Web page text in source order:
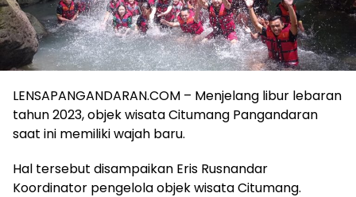
LENSAPANGANDARAN.COM – Menjelang libur lebaran
tahun 2023, objek wisata Citumang Pangandaran
saat ini memiliki wajah baru.
Hal tersebut disampaikan Eris Rusnandar
Koordinator pengelola objek wisata Citumang.